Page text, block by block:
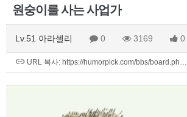
원숭이를 사는 사업가
Lv.51 아라셀리 0 3169 0
URL 복사: https://humorpick.com/bbs/board.ph…